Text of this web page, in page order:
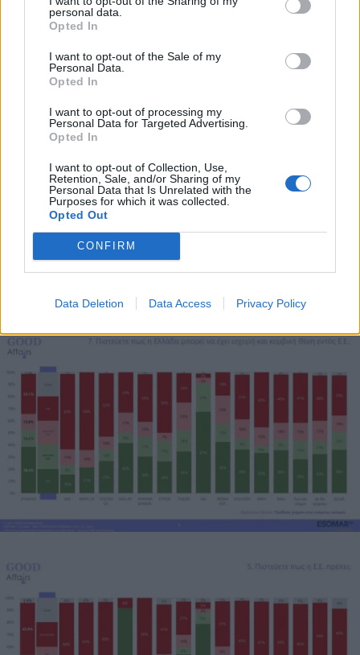
personal data.
Opted In
I want to opt-out of the Sale of my
Personal Data.
Opted In
I want to opt-out of processing my
Personal Data for Targeted Advertising.
Opted In
I want to opt-out of Collection, Use,
Retention, Sale, and/or Sharing of my
Personal Data that Is Unrelated with the
Purposes for which it was collected.
Opted Out
CONFIRM
Data Deletion Data Access Privacy Policy
Το 40,7% των πολιτών άλλωστε ζητά να
προχωρήσει η περαιτέρω ενοποίηση και
πιστεύει σε ποσοστό 38,4% ότι η Ελλάδα μπορεί
να έχει κομβική θέση.
Το 42,8% ζητά την διάλυση της Ένωσης με τους
ψηφοφόρους αυτούς να βρίσκονται στα
Αριστερά και στα Δεξιά σε συνάρτηση της
ρωσικής γοητείας που αναλύθηκε παραπάνω.
Αξιοσημείωτο είναι ότι σχεδόν μοιρασμένοι
ανάμεσα στις δύο απαντήσεις είναι οι
ψηφοφόροι του ΣΥΡΙΖΑ.
Αποδέχομαι τους
και την πολιτική απορρήτου
X